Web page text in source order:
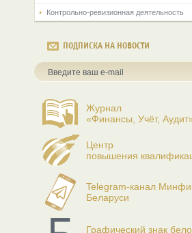
Контрольно-ревизионная деятельность
ПОДПИСКА НА НОВОСТИ
Журнал
«Финансы, Учёт,
Центр
повышения
Telegram-канал
Беларуси
Графический знак